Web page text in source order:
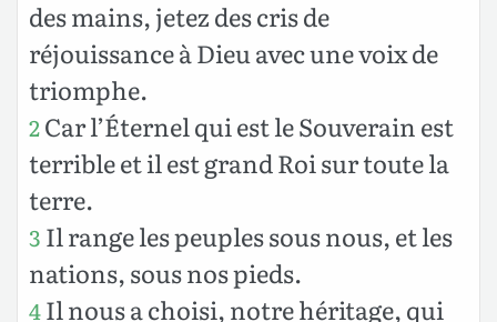
des mains, jetez des cris de
réjouissance à Dieu avec une voix de
triomphe.
2Car l’Éternel qui est le Souverain est
terrible et il est grand Roi sur toute la
terre.
3 Il range les peuples sous nous, et les
nations, sous nos pieds.
4Il nous a choisi, notre héritage, qui